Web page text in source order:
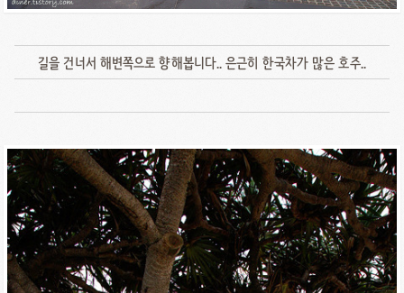
길을 건너서 해변쪽으로 향해봅니다.. 은근히 한국차가 많은 호주..